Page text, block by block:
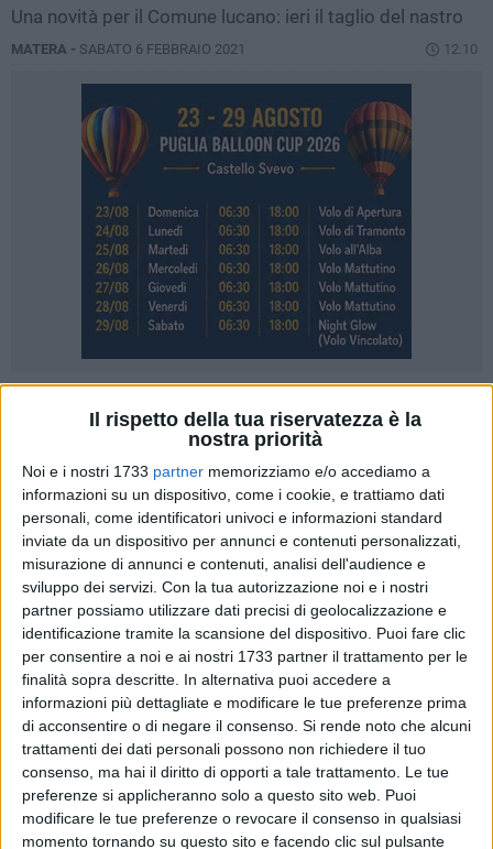
Il rispetto della tua riservatezza è la
nostra priorità
Noi e i nostri 1733 partner memorizziamo e/o accediamo a
informazioni su un dispositivo, come i cookie, e trattiamo dati
personali, come identificatori univoci e informazioni standard
inviate da un dispositivo per annunci e contenuti personalizzati,
misurazione di annunci e contenuti, analisi dell'audience e
sviluppo dei servizi. Con la tua autorizzazione noi e i nostri
partner possiamo utilizzare dati precisi di geolocalizzazione e
identificazione tramite la scansione del dispositivo. Puoi fare clic
per consentire a noi e ai nostri 1733 partner il trattamento per le
finalità sopra descritte. In alternativa puoi accedere a
informazioni più dettagliate e modificare le tue preferenze prima
di acconsentire o di negare il consenso. Si rende noto che alcuni
trattamenti dei dati personali possono non richiedere il tuo
consenso, ma hai il diritto di opporti a tale trattamento. Le tue
preferenze si applicheranno solo a questo sito web. Puoi
modificare le tue preferenze o revocare il consenso in qualsiasi
momento tornando su questo sito e facendo clic sul pulsante
Una novità per il Comune lucano: ieri il taglio del nastro
MATERA - SABATO 6 FEBBRAIO 2021 12.10
Ad Irsina inaugurato il primo asilo nido della città. "Chicco di
Grano", questo il nome del nido comunale, si presenta come
un luogo di incontro e di crescita, per i piccolissimi alunni,
pensato e attrezzato nei minimi dettagli per garantire una
ottimale accoglienza ed accompagnare il percorso di
crescita dei bambini, fin dai primi mesi di vita. A gestire il
nuovo nido della città di Irsina sarà la cooperativa
L'Abbraccio, sotto l'occhio vigile e la guida del consorzio La
Città Essenziale.
Il nido- ha sottolineato nel corso della cerimonia di
inaugurazione il presidente del consorzio La Città
Essenziale, Giuseppe Bruno- darà "ai piccoli opportunità di
esplorazione e di relazione, e ai grandi un riferimento
educativo per la conciliazione famiglia-lavoro e la
condivisione dell'esperienza genitoriale, in continuità con